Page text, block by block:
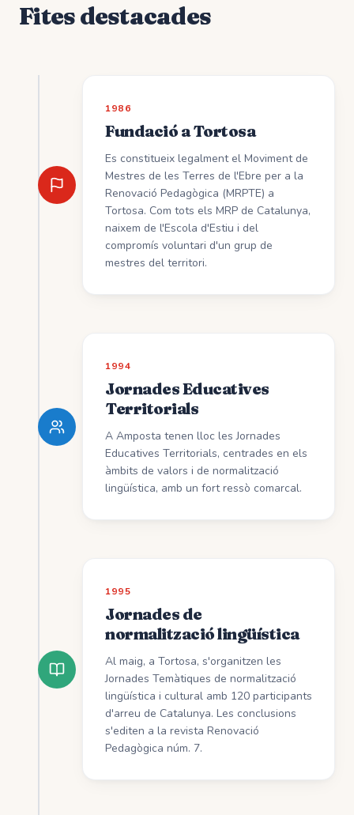
Fites destacades
1986
Fundació a Tortosa
Es constitueix legalment el Moviment de
Mestres de les Terres de l'Ebre per a la
Renovació Pedagògica (MRPTE) a
Tortosa. Com tots els MRP de Catalunya,
naixem de l'Escola d'Estiu i del
compromís voluntari d'un grup de
mestres del territori.
1994
Jornades Educatives
Territorials
A Amposta tenen lloc les Jornades
Educatives Territorials, centrades en els
àmbits de valors i de normalització
lingüística, amb un fort ressò comarcal.
1995
Jornades de
normalització lingüística
Al maig, a Tortosa, s'organitzen les
Jornades Temàtiques de normalització
lingüística i cultural amb 120 participants
d'arreu de Catalunya. Les conclusions
s'editen a la revista Renovació
Pedagògica núm. 7.